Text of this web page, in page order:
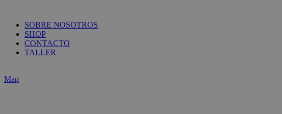
SOBRE NOSOTROS
SHOP
CONTACTO
TALLER
Map